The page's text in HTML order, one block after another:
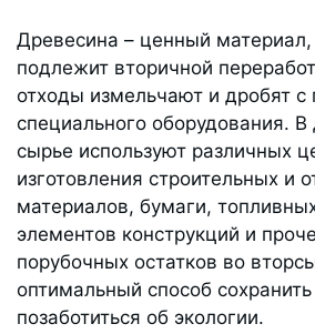
Древесина – ценный материал,
подлежит вторичной
отходы измельчают и дробят
специального оборудования.
сырье используют различных
изготовления строительных и
материалов, бумаги,
элементов конструкций и
порубочных остатков во
оптимальный способ
позаботиться об экологии.